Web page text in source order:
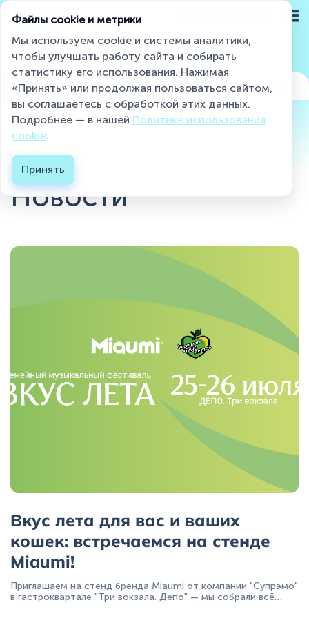
Miaumi® на страже чистоты и свежести
Каталог
О бренде
Где купить ?
Новости Статьи Породы кошек
Новости
Вкус лета для вас и ваших
кошек: встречаемся на стенде
Miaumi!
Приглашаем на стенд бренда Miaumi от компании "Супрэмо"
в гастроквартале "Три вокзала. Депо" — мы собрали всё
Файлы cookie и метрики
Мы используем cookie и системы аналитики,
чтобы улучшать работу сайта и собирать
статистику его использования. Нажимая
«Принять» или продолжая пользоваться сайтом,
вы соглашаетесь с обработкой этих данных.
Подробнее — в нашей Политике использования
cookie.
Принять